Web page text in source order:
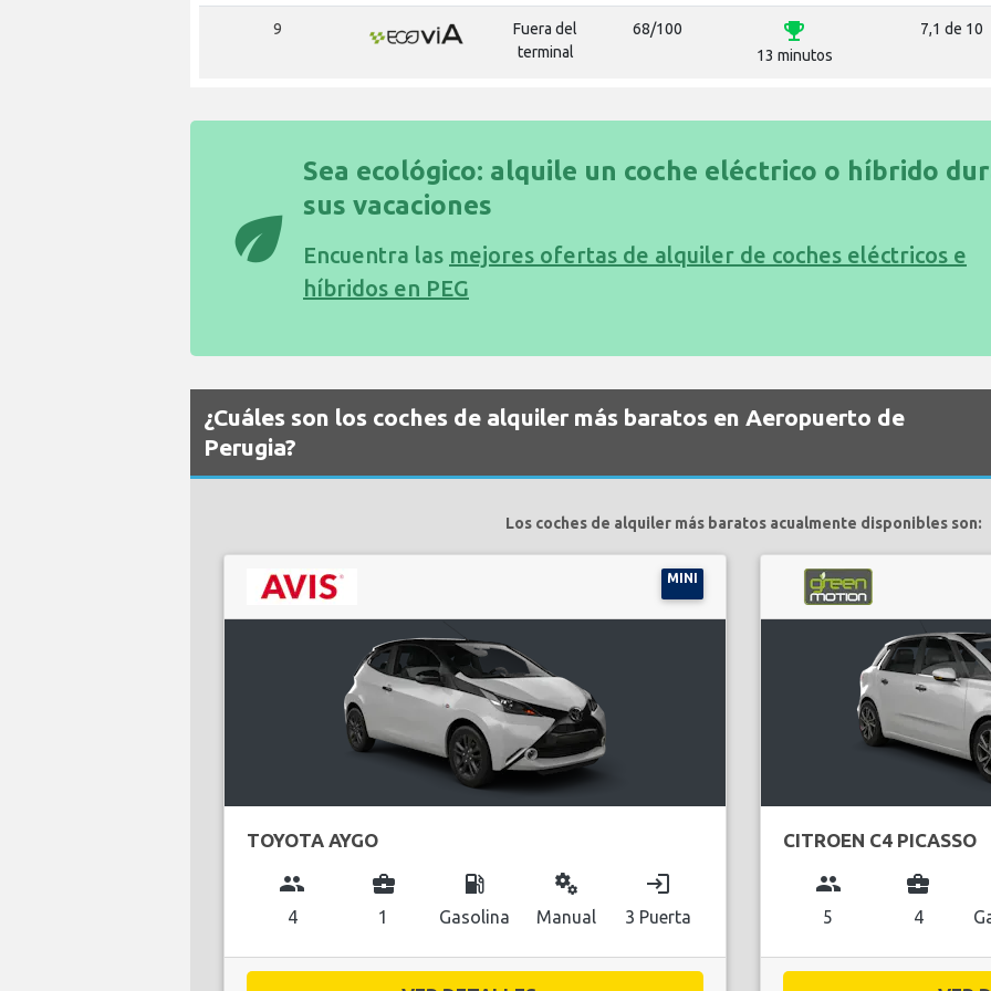
9
Fuera del
terminal
68/100 emoji_events
13 minutos
7,1 de 10
eco
Sea ecológico: alquile un coche eléctrico o híbrido
sus vacaciones
Encuentra las mejores ofertas de alquiler de coches eléctricos e
híbridos en PEG
¿Cuáles son los coches de alquiler más baratos en Aeropuerto de
Perugia?
Los coches de alquiler más baratos acualmente disponibles son:
MINI
TOYOTA AYGO
group
4
business_center
1
local_gas_station
Gasolina
miscellaneous_services
Manual
login
3 Puerta
CITROEN C4 PICASSO
group
5
business_center
4